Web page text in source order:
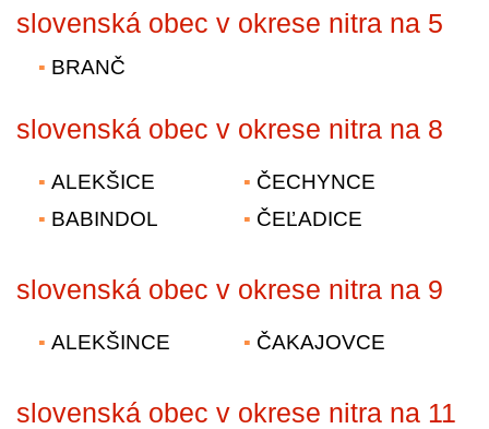
slovenská obec v okrese nitra na 5
BRANČ
slovenská obec v okrese nitra na 8
ALEKŠICE
BABINDOL
ČECHYNCE
ČEĽADICE
slovenská obec v okrese nitra na 9
ALEKŠINCE ČAKAJOVCE
slovenská obec v okrese nitra na 11